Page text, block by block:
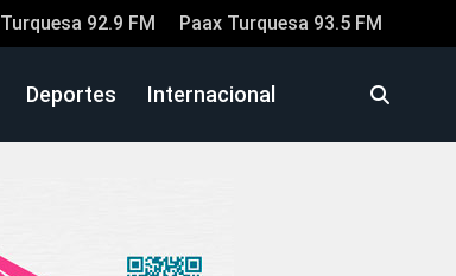
Turquesa 92.9 FM Paax Turquesa 93.5 FM
Deportes Internacional